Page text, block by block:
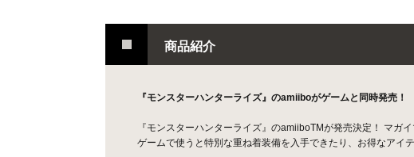
商品紹介
『モンスターハンターライズ』のamiiboがゲームと同時発売！
『モンスターハンターライズ』のamiiboTMが発売決定！ マガ
ゲームで使うと特別な重ね着装備を入手できたり、お得なアイ